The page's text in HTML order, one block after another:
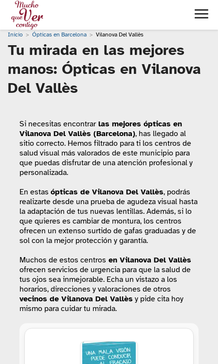
Inicio Ópticas en Barcelona Vilanova Del Vallès
Tu mirada en las mejores
manos: Ópticas en Vilanova
Del Vallès
Si necesitas encontrarlas mejores ópticas en
Vilanova Del Vallès (Barcelona), has llegado al
sitio correcto. Hemos filtrado para ti los centros de
salud visual más valorados de este municipio para
que puedas disfrutar de una atención profesional y
personalizada.
En estas ópticas de Vilanova Del Vallès, podrás
realizarte desde una prueba de agudeza visual hasta
la adaptación de tus nuevas lentillas. Además, si lo
que quieres es cambiar de montura, los centros
ofrecen un extenso surtido de gafas graduadas y de
sol con la mejor protección y garantía.
Muchos de estos centros en Vilanova Del Vallès
ofrecen servicios de urgencia para que la salud de
tus ojos sea inmejorable. Echa un vistazo a los
horarios, direcciones y valoraciones de otros
vecinos de Vilanova Del Vallès y pide cita hoy
mismo para cuidar tu mirada.